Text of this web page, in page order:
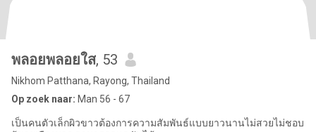
พลอยพลอยใส, 53
Nikhom Patthana, Rayong, Thailand
Op zoek naar: Man 56 - 67
เป็นคนตัวเล็กผิวขาวต้องการความสัมพันธ์แบบยาวนานไม่สวยไม่ชอบ